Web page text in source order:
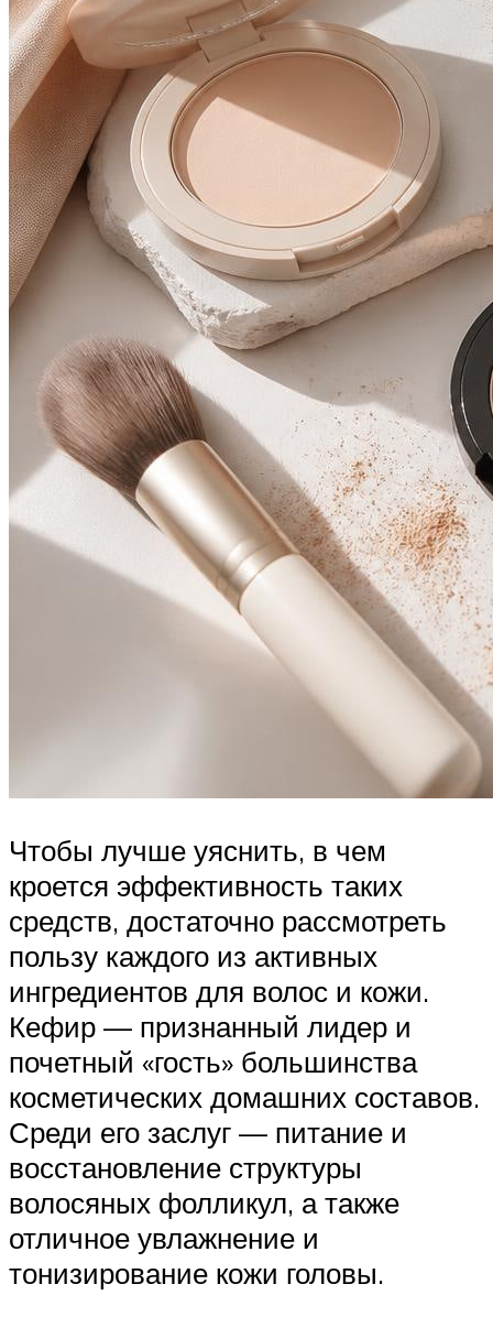
Чтобы лучше уяснить, в чем
кроется эффективность таких
средств, достаточно рассмотреть
пользу каждого из активных
ингредиентов для волос и кожи.
Кефир — признанный лидер и
почетный «гость» большинства
косметических домашних составов.
Среди его заслуг — питание и
восстановление структуры
волосяных фолликул, а также
отличное увлажнение и
тонизирование кожи головы.